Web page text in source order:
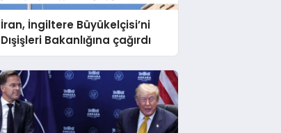
İran, İngiltere Büyükelçisi’ni
Dışişleri Bakanlığına çağırdı